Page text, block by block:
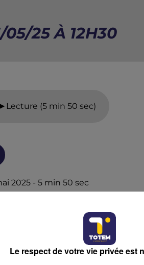
05/25 À 12H30
Lecture (5 min 50 sec)
2025 - 5 min 50 sec
Le respect de votre vie privée est